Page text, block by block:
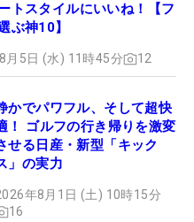
トスタイルにいいね！【フ
ぶ神10】
月5日 (水) 11時45分 12
かでパワフル、そして超快
！ ゴルフの行き帰りを激変
せる日産・新型「キック
」の実力
年8月1日 (土) 10時15分
16